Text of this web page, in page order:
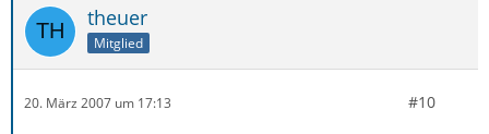
theuer
Mitglied
20. März 2007 um 17:13 #10